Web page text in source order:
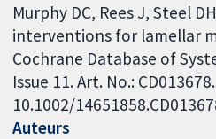
Murphy DC, Rees J, Steel
interventions for lamellar
Cochrane Database of
Issue 11. Art. No.:
10.1002/
Auteurs